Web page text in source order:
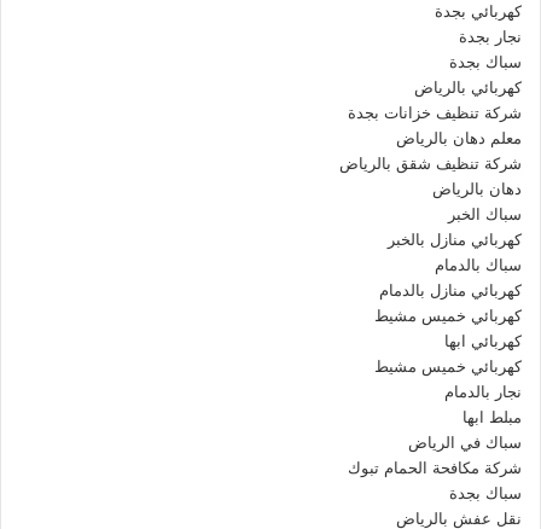
كهربائي بجدة
نجار بجدة
سباك بجدة
كهربائي بالرياض
شركة تنظيف خزانات بجدة
معلم دهان بالرياض
شركة تنظيف شقق بالرياض
دهان بالرياض
سباك الخبر
كهربائي منازل بالخبر
سباك بالدمام
كهربائي منازل بالدمام
كهربائي خميس مشيط
كهربائي ابها
كهربائي خميس مشيط
نجار بالدمام
مبلط ابها
سباك في الرياض
شركة مكافحة الحمام تبوك
سباك بجدة
نقل عفش بالرياض